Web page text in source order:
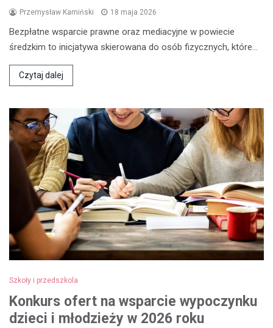
Przemysław Kamiński 18 maja 2026
Bezpłatne wsparcie prawne oraz mediacyjne w powiecie
średzkim to inicjatywa skierowana do osób fizycznych, które…
Czytaj dalej
Szkoły i przedszkola
Konkurs ofert na wsparcie wypoczynku
dzieci i młodzieży w 2026 roku